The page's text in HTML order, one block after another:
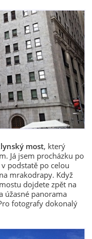
most, který
Já jsem procházku po
podstatě po celou
mrakodrapy. Když
dojdete zpět na
úžasné panorama
fotografy dokonalý